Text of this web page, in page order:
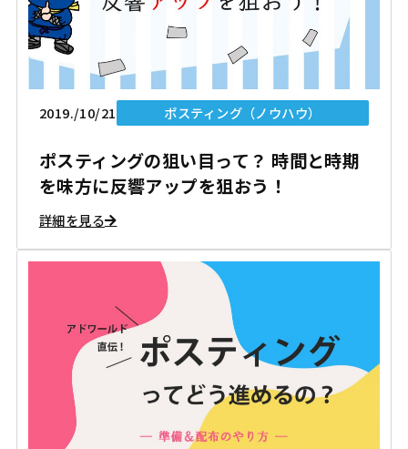
2019./10/21 ポスティング（ノウハウ）
ポスティングの狙い目って？ 時間と時期
を味方に反響アップを狙おう！
詳細を見る